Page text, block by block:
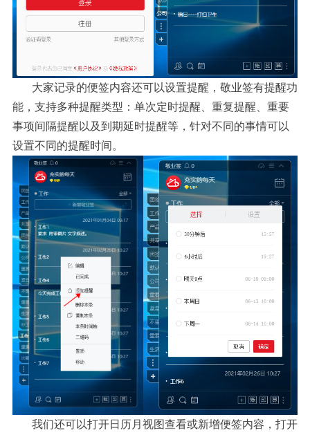
大家记录的便签内容还可以设置提醒，敬业签有提醒功
能，支持多种提醒类型：单次定时提醒、重复提醒、重要
事项间隔提醒以及到期延时提醒等，针对不同的事情可以
设置不同的提醒时间。
我们还可以打开日历月视图查看或新增便签内容，打开